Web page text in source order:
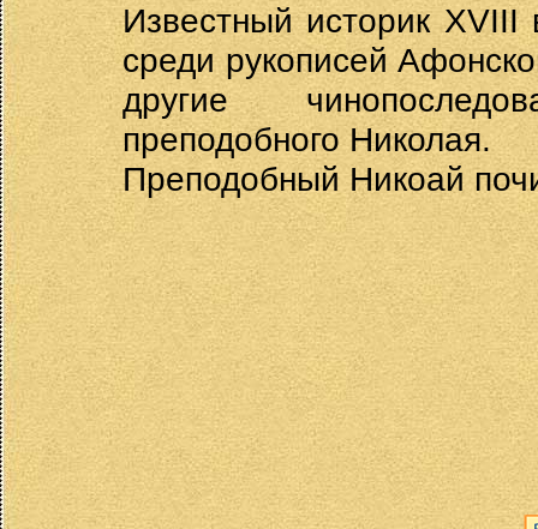
Известный историк
среди рукописей
другие
преподобного Николая.
Преподобный Никоай